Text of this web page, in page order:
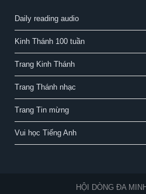
Daily reading audio
Kinh Thánh 100 tuần
Trang Kinh Thánh
Trang Thánh nhạc
Trang Tin mừng
Vui học Tiếng Anh
HỘI DÒNG ĐA